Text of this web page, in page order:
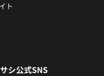
ト
シ公式SNS